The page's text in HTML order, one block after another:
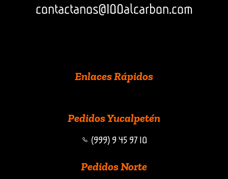
contactanos@100alcarbon.com
Enlaces Rápidos
Pedidos Yucalpetén
(999) 9 45 97 10
Pedidos Norte